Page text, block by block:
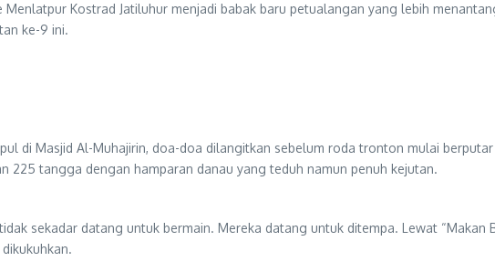
Kostrad Jatiluhur menjadi babak baru petualangan yang lebih
ke-9 ini.
di Masjid Al-Muhajirin, doa-doa dilangitkan sebelum roda tronton mulai
225 tangga dengan hamparan danau yang teduh namun penuh kejutan.
sekadar datang untuk bermain. Mereka datang untuk ditempa. Lewat “Makan